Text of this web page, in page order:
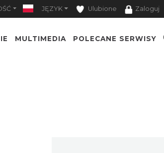
JĘZYK Ulubione Zaloguj
MULTIMEDIA POLECANE SERWISY